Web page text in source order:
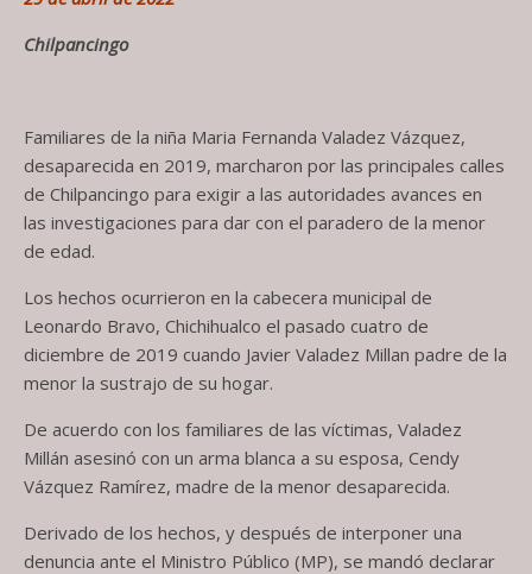
Chilpancingo
Familiares de la niña Maria Fernanda Valadez Vázquez,
desaparecida en 2019, marcharon por las principales calles
de Chilpancingo para exigir a las autoridades avances en
las investigaciones para dar con el paradero de la menor
de edad.
Los hechos ocurrieron en la cabecera municipal de
Leonardo Bravo, Chichihualco el pasado cuatro de
diciembre de 2019 cuando Javier Valadez Millan padre de la
menor la sustrajo de su hogar.
De acuerdo con los familiares de las víctimas, Valadez
Millán asesinó con un arma blanca a su esposa, Cendy
Vázquez Ramírez, madre de la menor desaparecida.
Derivado de los hechos, y después de interponer una
denuncia ante el Ministro Público (MP), se mandó declarar